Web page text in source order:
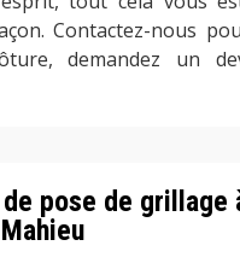
Contactez-nous
demandez un
pose de grillage